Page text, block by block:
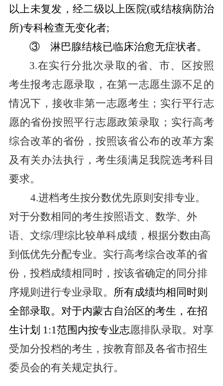
以上未复发，经二级以上医院(或结核病防治
所)专科检查无变化者;
③ 淋巴腺结核已临床治愈无症状者。
3.在实行分批次录取的省、市、区按照
考生报考志愿录取，在第一志愿生源不足的
情况下，接收非第一志愿考生；实行平行志
愿的省份按照平行志愿政策录取；实行高考
综合改革的省份，按照该省公布的改革方案
及有关办法执行，考生须满足我院选考科目
要求。
4.进档考生按分数优先原则安排专业。
对于分数相同的考生按照语文、数学、外
语、文综/理综比较单科成绩，根据分数由高
到低优先分配专业。实行高考综合改革的省
份，投档成绩相同时，按该省确定的同分排
序规则进行专业录取。
所有成绩均相同时则
全部录取。 对于内蒙古自治区的考生，在招
生计划 1:1范围内按专业志愿排队录取。对享
受加分投档的考生，按教育部及各省市招生
委员会的有关规定执行。